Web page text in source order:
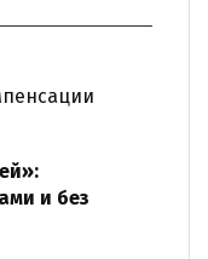
и без